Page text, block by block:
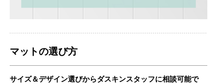
マットの選び方
サイズ＆デザイン選びからダスキンスタッフに相談可能で